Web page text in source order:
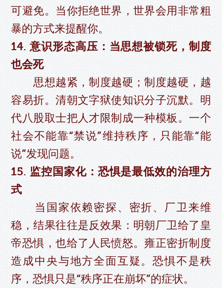
可避免。当你拒绝世界，世界会用非常粗
暴的方式来提醒你。
14. 意识形态高压：当思想被锁死，制度
也会死
思想越紧，制度越硬；制度越硬，越
容易折。清朝文字狱使知识分子沉默。明
代八股取士把人才限制成一种模板。一个
社会不能靠“禁说”维持秩序，只能靠“能
说”发现问题。
15. 监控国家化：恐惧是最低效的治理方
式
当国家依赖密探、密折、厂卫来维
稳，结果往往是反效果：明朝厂卫给了皇
帝恐惧，也给了人民愤怒。雍正密折制度
造成中央与地方全面互疑。恐惧不是秩
序，恐惧只是“秩序正在崩坏”的症状。